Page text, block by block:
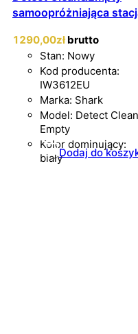
samoopróżniająca
1290,00zł brutto
Stan: Nowy
Kod producenta:
IW3612EU
Marka: Shark
Model: Detect
Empty
Kolor dominujący:
białyDodaj do